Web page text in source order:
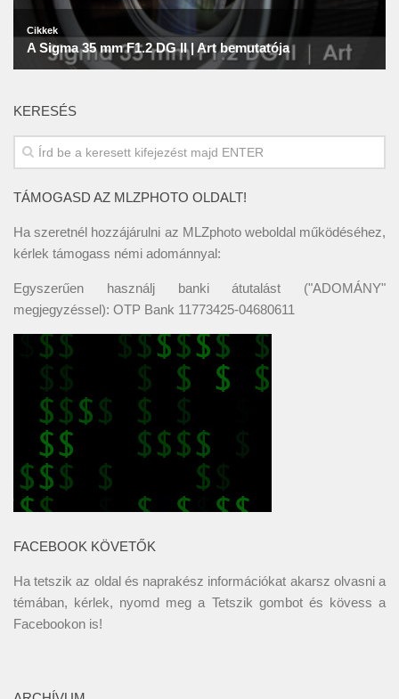
KERESÉS
TÁMOGASD AZ MLZPHOTO OLDALT!
Ha szeretnél hozzájárulni az MLZphoto weboldal működéséhez,
kérlek támogass némi adománnyal:
Egyszerűen használj banki átutalást ("ADOMÁNY"
megjegyzéssel): OTP Bank 11773425-04680611
FACEBOOK KÖVETŐK
Ha tetszik az oldal és naprakész információkat akarsz olvasni a
témában, kérlek, nyomd meg a Tetszik gombot és kövess a
Facebookon is!